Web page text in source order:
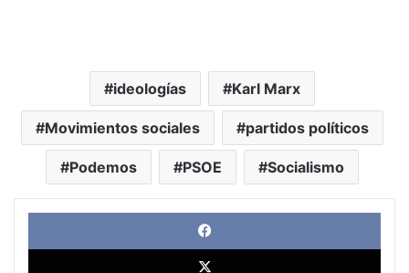
ideologías Karl Marx
Movimientos sociales partidos políticos
Podemos PSOE Socialismo
X